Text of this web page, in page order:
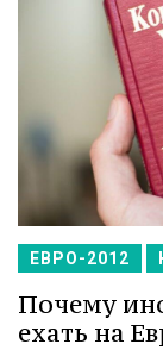
ЕВРО-2012
Почему
ехать на